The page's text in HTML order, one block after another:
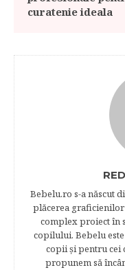
curatenie ideala
Bebelu.ro s-a născut
plăcerea graficienilor
complex proiect în
copilului. Bebelu
copii şi pentru cei
propunem să